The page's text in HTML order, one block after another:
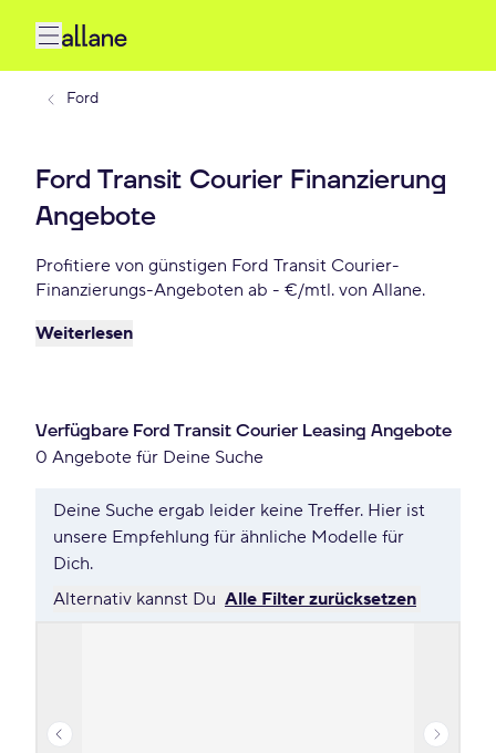
Ford
Ford Transit Courier Finanzierung
Angebote
Profitiere von günstigen Ford Transit Courier-
Finanzierungs-Angeboten ab - €/mtl. von Allane.
Weiterlesen
Verfügbare Ford Transit Courier Leasing Angebote
0 Angebote für Deine Suche
Deine Suche ergab leider keine Treffer. Hier ist
unsere Empfehlung für ähnliche Modelle für
Dich.
Alternativ kannst Du Alle Filter zurücksetzen